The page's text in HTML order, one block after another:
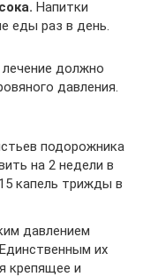
Напитки
еды раз в день.
должно
давления.
подорожника
на 2 недели в
капель трижды в
давлением
их
крепящее и